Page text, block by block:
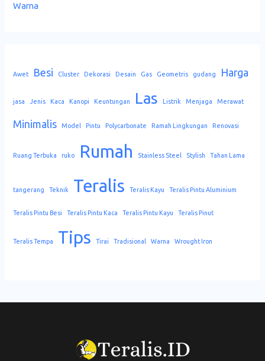
Warna
Awet Besi Cluster Dekorasi Desain Gas Geometris gudang Harga
jasa Jenis Kaca Kanopi Keuntungan Las Listrik Menjaga Merawat
Minimalis Model Pintu Polycarbonate Ramah Lingkungan Renovasi
Ruang Terbuka ruko Rumah Stainless Steel Stylish Tahan Lama
tangerang Teknik Teralis Teralis Kayu Teralis Pintu Aluminium
Teralis Pintu Besi Teralis Pintu Kaca Teralis Pintu Kayu Teralis Pinut
Teralis Tempa Tips Tirai Tradisional Warna Wrought Iron